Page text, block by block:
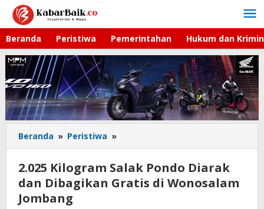
Lewati
konten
Beranda Peristiwa Pemerintahan Hukum dan
Beranda » Peristiwa »
Kilogram
Salak
Pondo
Diarak
2.025 Kilogram Salak Pondo Diarak
dan Dibagikan Gratis di Wonosalam
Jombang